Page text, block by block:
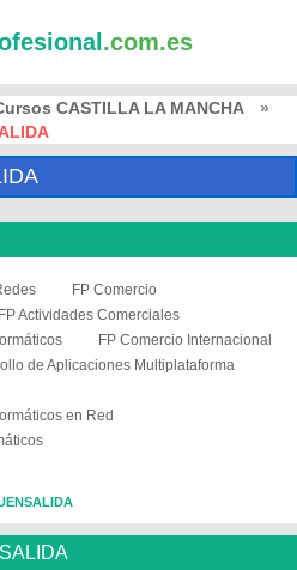
.com.es
CASTILLA LA MANCHA
»
FP Comercio
FP Actividades Comerciales
FP Comercio Internacional
de Aplicaciones Multiplataforma
en Red